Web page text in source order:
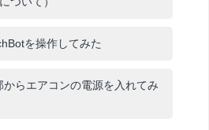
を操作してみた
からエアコンの電源を入れてみ